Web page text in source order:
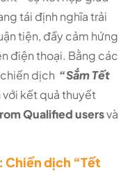
tái định nghĩa trải
tiện, đầy cảm hứng
điện thoại. Bằng các
dịch “Sắm Tết
với kết quả thuyết
Qualified usersvà
Chiến dịch “Tết